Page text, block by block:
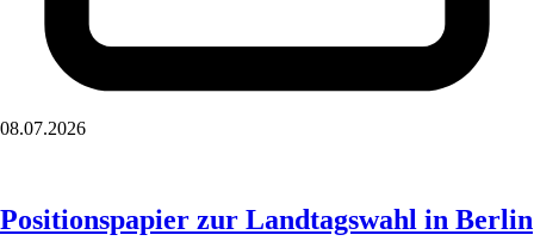
08.07.2026
Positionspapier zur Landtagswahl in Berlin